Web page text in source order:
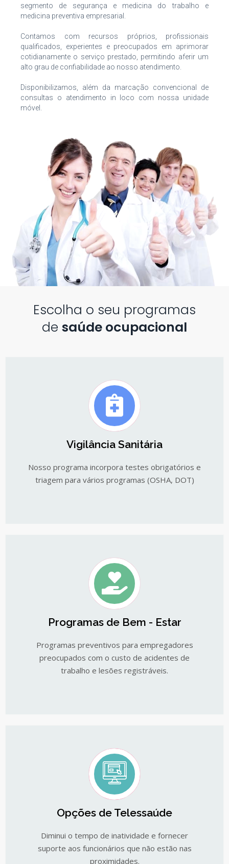
segmento de segurança e medicina do trabalho e
medicina preventiva empresarial.
Contamos com recursos próprios, profissionais
qualificados, experientes e preocupados em aprimorar
cotidianamente o serviço prestado, permitindo aferir um
alto grau de confiabilidade ao nosso atendimento.
Disponibilizamos, além da marcação convencional de
consultas o atendimento in loco com nossa unidade
móvel.
Escolha o seu programas
de saúde ocupacional
Vigilância Sanitária
Nosso programa incorpora testes obrigatórios e
triagem para vários programas (OSHA, DOT)
Programas de Bem - Estar
Programas preventivos para empregadores
preocupados com o custo de acidentes de
trabalho e lesões registráveis.
Opções de Telessaúde
Diminui o tempo de inatividade e fornecer
suporte aos funcionários que não estão nas
proximidades.